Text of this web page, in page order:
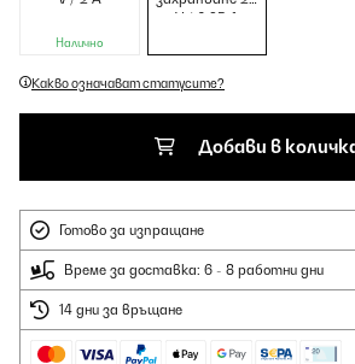
Налично
V / 6.25 A
Какво означават статусите?
Добави в
Готово за изпращане
Време за доставка: 6 - 8 работни дни
14 дни за връщане